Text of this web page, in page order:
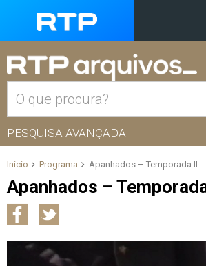
PESQUISA AVANÇADA
Início Programa Apanhados – Temporada II
Apanhados –